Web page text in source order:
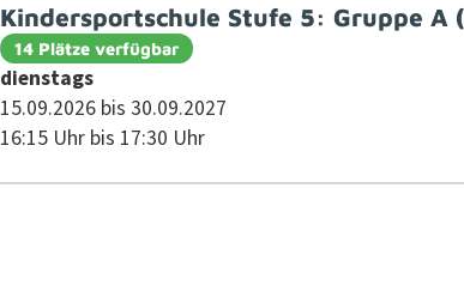
Kindersportschule Stufe 5: Gruppe A
14 Plätze verfügbar
dien­stags
15.09.2026 bis 30.09.2027
16:15 Uhr bis 17:30 Uhr